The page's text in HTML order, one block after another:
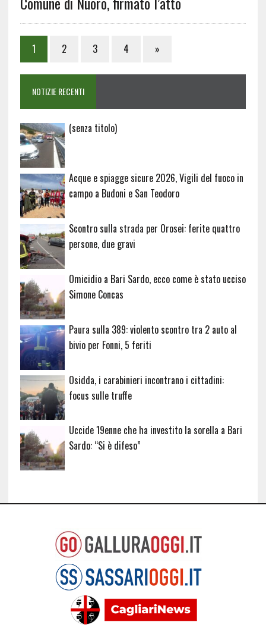
1 2 3 4 »
NOTIZIE RECENTI
(senza titolo)Articolo
Acque e spiagge sicure 2026, Vigili del fuoco in
campo a Budoni e San Teodoro
Scontro sulla strada per Orosei: ferite quattro
persone, due gravi
Omicidio a Bari Sardo, ecco come è stato ucciso
Simone Concas
Paura sulla 389: violento scontro tra 2 auto al
bivio per Fonni, 5 feriti
Osidda, i carabinieri incontrano i cittadini:
focus sulle truffe
Uccide 19enne che ha investito la sorella a Bari
Sardo: “Si è difeso”